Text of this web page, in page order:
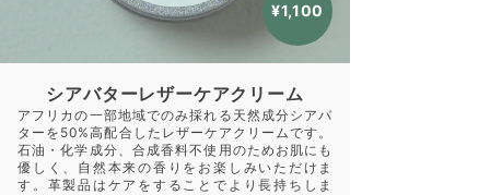
¥1,100
シアバターレザーケアクリーム
アフリカの一部地域でのみ採れる天然成分シアバ
ターを50%高配合したレザーケアクリームです。
石油・化学成分、合成香料不使用のためお肌にも
優しく、自然本来の香りをお楽しみいただけま
す。革製品はケアをすることでより長持ちしま